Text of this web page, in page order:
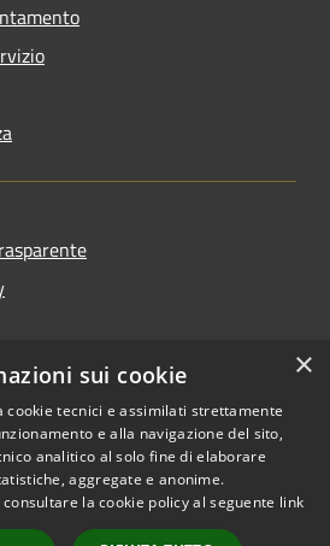
Copyright © 2026 • Comune di
Valbondione • Powered by
×
sui cookie
cookie tecnici e assimilati strettamente
e alla navigazione del sito,
analitico al solo fine di elaborare
aggregate e anonime.
la cookie policy al seguente link